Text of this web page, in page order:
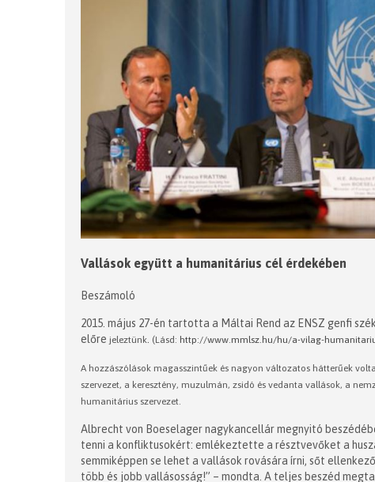
Vallások együtt a humanitárius cél érdekében
Beszámoló
2015. május 27-én tartotta a Máltai Rend az ENSZ genfi
előre jeleztünk. (Lásd: http://www.mmlsz.hu/hu/a-vilag-
A hozzászólások magasszintűek és nagyon változatos hátterűek
szervezet, a keresztény, muzulmán, zsidó és vedanta vallások, a
humanitárius szervezet.
Albrecht von Boeselager nagykancellár megnyitó
tenni a konfliktusokért: emlékeztette a résztvevőket a
semmiképpen se lehet a vallások rovására írni, sőt
több és jobb vallásosság!” – mondta. A teljes beszéd